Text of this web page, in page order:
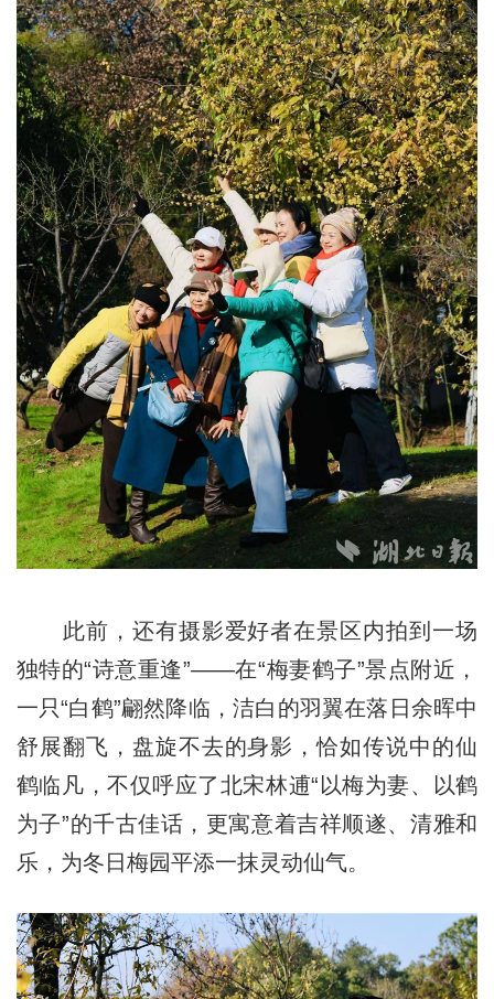
此前，还有摄影爱好者在景区内拍到一场
独特的“诗意重逢”——在“梅妻鹤子”景点附近，
一只“白鹤”翩然降临，洁白的羽翼在落日余晖中
舒展翻飞，盘旋不去的身影，恰如传说中的仙
鹤临凡，不仅呼应了北宋林逋“以梅为妻、以鹤
为子”的千古佳话，更寓意着吉祥顺遂、清雅和
乐，为冬日梅园平添一抹灵动仙气。